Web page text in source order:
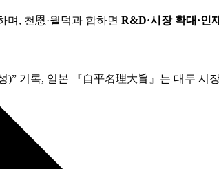
며, 천恩·월덕과 합하면 R&D·시장 확대·인
)” 기록, 일본 『自平名理大旨』는 대두